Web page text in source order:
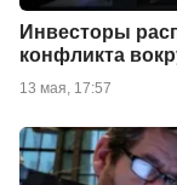
Инвесторы
конфликта
13 мая, 17:57